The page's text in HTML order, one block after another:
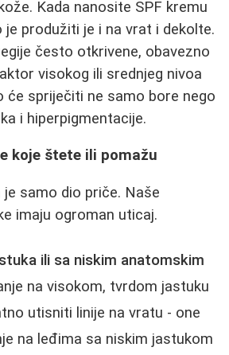
Kada nanosite SPF kremu
je produžiti je i na vrat i dekolte.
često otkrivene, obavezno
visokog ili srednjeg nivoa
će spriječiti ne samo bore nego
i hiperpigmentacije.
koje štete ili pomažu
samo dio priče. Naše
imaju ogroman uticaj.
ili sa niskim anatomskim
na visokom, tvrdom jastuku
utisniti linije na vratu - one
na leđima sa niskim jastukom